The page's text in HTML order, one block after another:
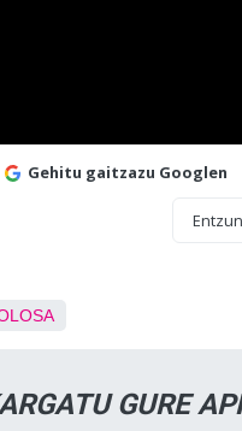
Gehitu gaitzazu Googlen
Entzun
GURE